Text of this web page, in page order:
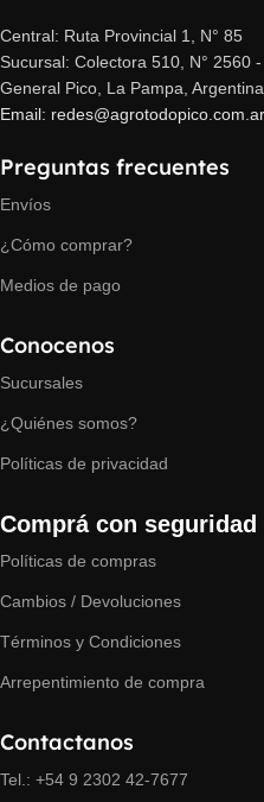
Central: Ruta Provincial 1, N° 85
Sucursal: Colectora 510, N° 2560
General Pico, La Pampa, Argentina
Email: redes@agrotodopico.com.ar
Preguntas frecuentes
Envíos
¿Cómo comprar?
Medios de pago
Conocenos
Sucursales
¿Quiénes somos?
Políticas de privacidad
Comprá con seguridad
Políticas de compras
Cambios / Devoluciones
Términos y Condiciones
Arrepentimiento de compra
Contactanos
Tel.: +54 9 2302 42-7677